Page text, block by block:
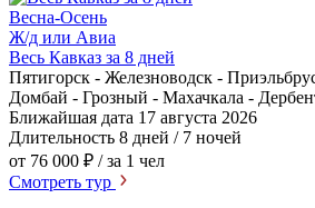
Весна-Осень
Ж/д или Авиа
Весь Кавказ за 8 дней
Пятигорск - Железноводск -
Домбай - Грозный - Махачкала -
Ближайшая дата 17 августа 2026
Длительность 8 дней / 7 ночей
от 76 000 ₽ / за 1 чел
Смотреть тур